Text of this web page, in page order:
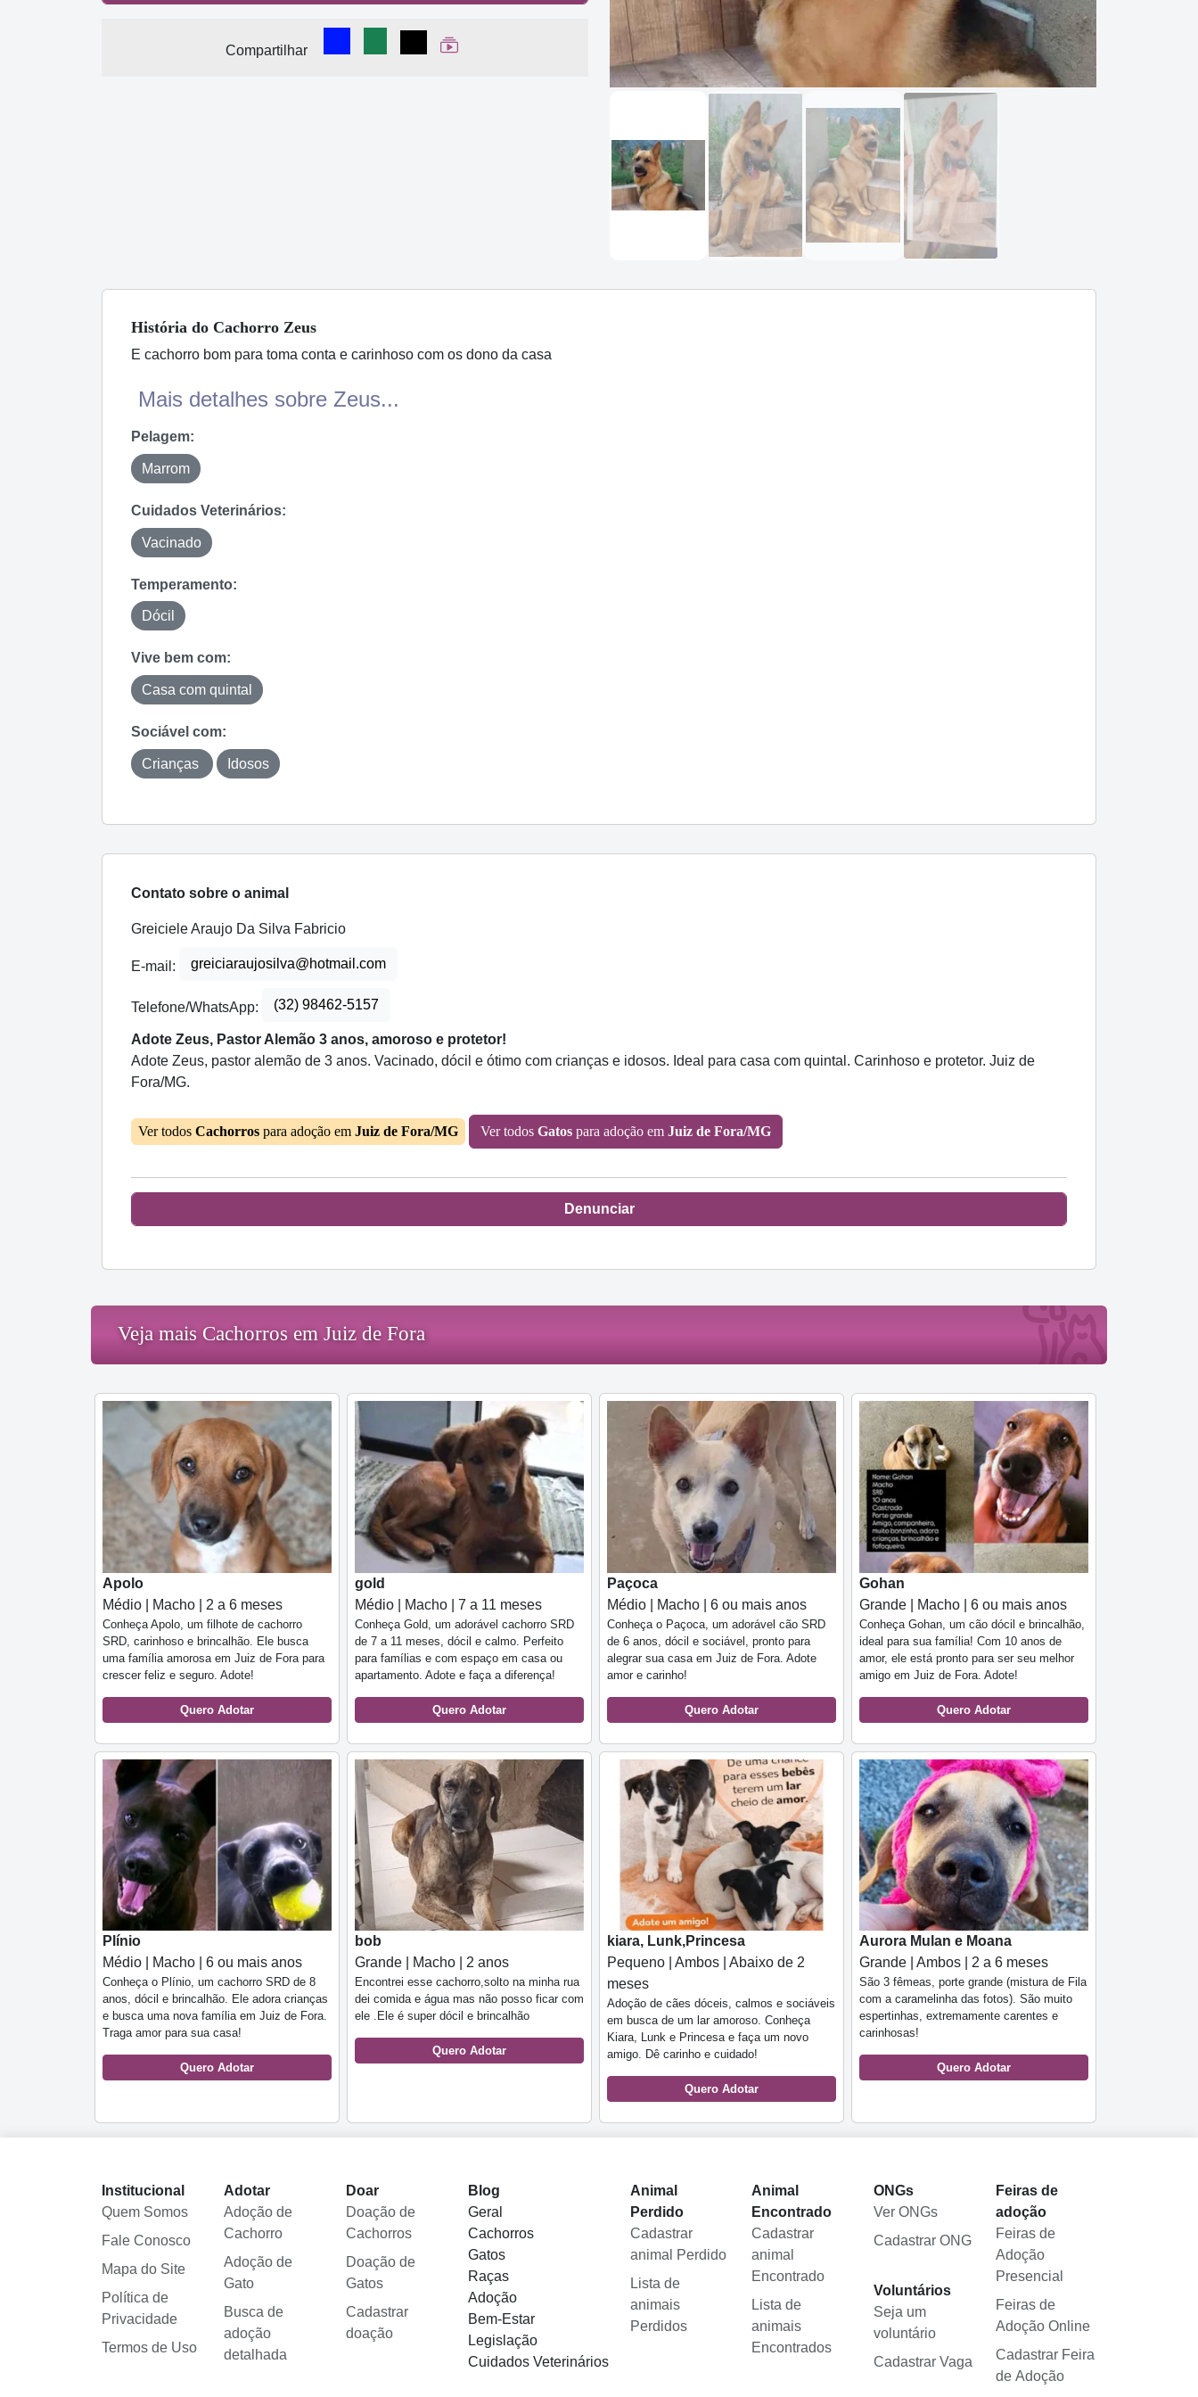
Compartilhar
Compartilhar no Facebook
Compartilhar no WhatsApp
Compartilhar
Ver Web Story
História do Cachorro Zeus
E cachorro bom para toma conta e carinhoso com os dono da casa
Mais detalhes sobre Zeus...
Pelagem:
Marrom
Cuidados Veterinários:
Vacinado
Temperamento:
Dócil
Vive bem com:
Casa com quintal
Sociável com:
Crianças Idosos
Contato sobre o animal
Greiciele Araujo Da Silva Fabricio
E-mail: greiciaraujosilva@hotmail.com
Telefone/WhatsApp: (32) 98462-5157
Adote Zeus, Pastor Alemão 3 anos, amoroso e protetor!
Adote Zeus, pastor alemão de 3 anos. Vacinado, dócil e ótimo com crianças e idosos. Ideal para casa com quintal. Carinhoso e protetor. Juiz de
Fora/MG.
Ver todos Cachorros para adoção em Juiz de Fora/MG Ver todos Gatos para adoção em Juiz de Fora/MG
Denunciar
Veja mais Cachorros em Juiz de Fora
Apolo
Médio | Macho | 2 a 6 meses
Conheça Apolo, um filhote de cachorro
SRD, carinhoso e brincalhão. Ele busca
uma família amorosa em Juiz de Fora para
crescer feliz e seguro. Adote!
Quero Adotar
gold
Médio | Macho | 7 a 11 meses
Conheça Gold, um adorável cachorro SRD
de 7 a 11 meses, dócil e calmo. Perfeito
para famílias e com espaço em casa ou
apartamento. Adote e faça a diferença!
Quero Adotar
Paçoca
Médio | Macho | 6 ou mais anos
Conheça o Paçoca, um adorável cão SRD
de 6 anos, dócil e sociável, pronto para
alegrar sua casa em Juiz de Fora. Adote
amor e carinho!
Quero Adotar
Gohan
Grande | Macho | 6 ou mais anos
Conheça Gohan, um cão dócil e brincalhão,
ideal para sua família! Com 10 anos de
amor, ele está pronto para ser seu melhor
amigo em Juiz de Fora. Adote!
Quero Adotar
Plínio
Médio | Macho | 6 ou mais anos
Conheça o Plínio, um cachorro SRD de 8
anos, dócil e brincalhão. Ele adora crianças
e busca uma nova família em Juiz de Fora.
Traga amor para sua casa!
Quero Adotar
bob
Grande | Macho | 2 anos
Encontrei esse cachorro,solto na minha rua
dei comida e água mas não posso ficar com
ele .Ele é super dócil e brincalhão
Quero Adotar
kiara, Lunk,Princesa
Pequeno | Ambos | Abaixo de 2
meses
Adoção de cães dóceis, calmos e sociáveis
em busca de um lar amoroso. Conheça
Kiara, Lunk e Princesa e faça um novo
amigo. Dê carinho e cuidado!
Quero Adotar
Aurora Mulan e Moana
Grande | Ambos | 2 a 6 meses
São 3 fêmeas, porte grande (mistura de Fila
com a caramelinha das fotos). São muito
espertinhas, extremamente carentes e
carinhosas!
Quero Adotar
Institucional
Quem Somos
Fale Conosco
Mapa do Site
Política de
Privacidade
Termos de Uso
Adotar
Adoção de
Cachorro
Adoção de
Gato
Busca de
adoção
detalhada
Doar
Doação de
Cachorros
Doação de
Gatos
Cadastrar
doação
Blog
Geral
Cachorros
Gatos
Raças
Adoção
Bem-Estar
Legislação
Cuidados Veterinários
Animal
Perdido
Cadastrar
animal Perdido
Lista de
animais
Perdidos
Animal
Encontrado
Cadastrar
animal
Encontrado
Lista de
animais
Encontrados
ONGs
Ver ONGs
Cadastrar ONG
Voluntários
Seja um
voluntário
Cadastrar Vaga
Feiras de
adoção
Feiras de
Adoção
Presencial
Feiras de
Adoção Online
Cadastrar Feira
de Adoção